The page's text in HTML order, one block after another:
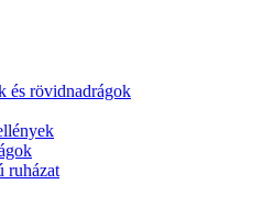
és rövidnadrágok
ruházat